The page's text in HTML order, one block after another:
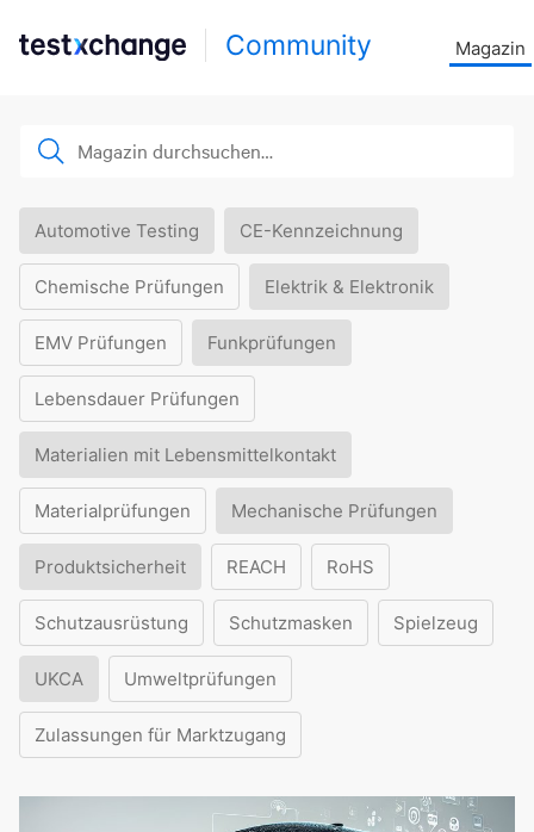
Community Magazin
Automotive Testing CE-Kennzeichnung
Chemische Prüfungen Elektrik & Elektronik
EMV Prüfungen Funkprüfungen
Lebensdauer Prüfungen
Materialien mit Lebensmittelkontakt
Materialprüfungen Mechanische Prüfungen
Produktsicherheit REACH RoHS
Schutzausrüstung Schutzmasken Spielzeug
UKCA Umweltprüfungen
Zulassungen für Marktzugang